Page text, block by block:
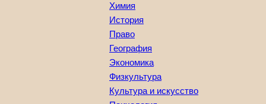
Химия
История
Право
География
Экономика
Физкультура
Культура и искусство